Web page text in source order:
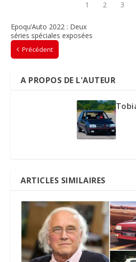
Epoqu’Auto 2022 : Deux
séries spéciales exposées
Précédent
A PROPOS DE L'AUTEUR
ARTICLES SIMILAIRES